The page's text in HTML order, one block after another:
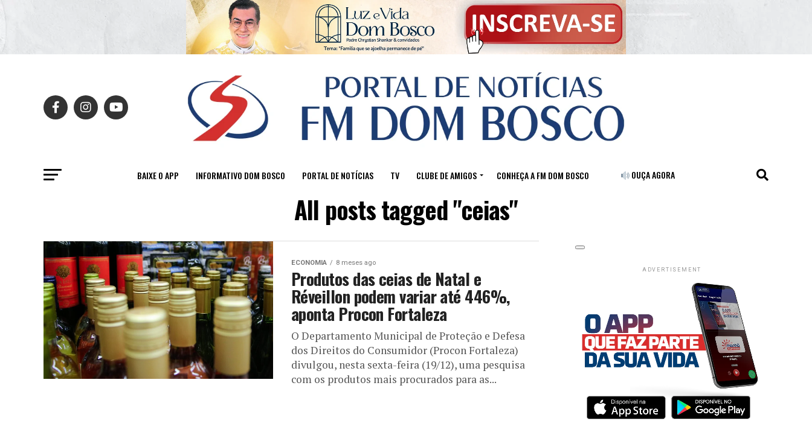
BAIXE O APP INFORMATIVO DOM BOSCO PORTAL DE NOTÍCIAS TV CLUBE DE AMIGOS CONHEÇA A FM DOM BOSCO OUÇA AGORA
All posts tagged "ceias"
ECONOMIA 8 meses ago
Produtos das ceias de Natal e
Réveillon podem variar até 446%,
aponta Procon Fortaleza
O Departamento Municipal de Proteção e Defesa
dos Direitos do Consumidor (Procon Fortaleza)
divulgou, nesta sexta-feira (19/12), uma pesquisa
com os produtos mais procurados para as...
ADVERTISEMENT